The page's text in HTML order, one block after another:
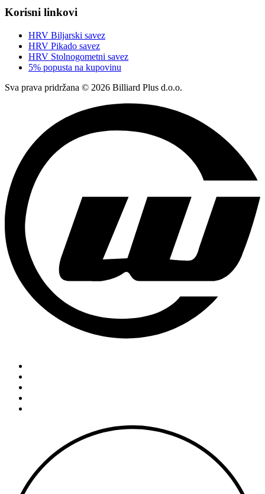
Korisni linkovi
HRV Biljarski savez
HRV Pikado savez
HRV Stolnogometni savez
5% popusta na kupovinu
Sva prava pridržana © 2026 Billiard Plus d.o.o.